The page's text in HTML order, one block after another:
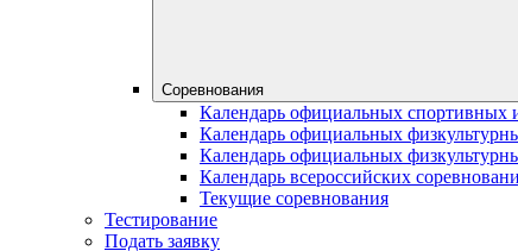
Соревнования
Календарь официальных спортивных
Календарь официальных
Календарь официальных
Календарь всероссийских
Текущие соревнования
Тестирование
Подать заявку